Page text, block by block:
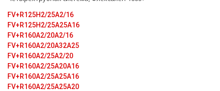
FV+R125H2/25A2/16
FV+R125H2/25A25А16
FV+R160A2/20A2/16
FV+R160A2/20A32A25
FV+R160A2/25A2/20
FV+R160A2/25A20A16
FV+R160A2/25A25A16
FV+R160A2/25A25A20